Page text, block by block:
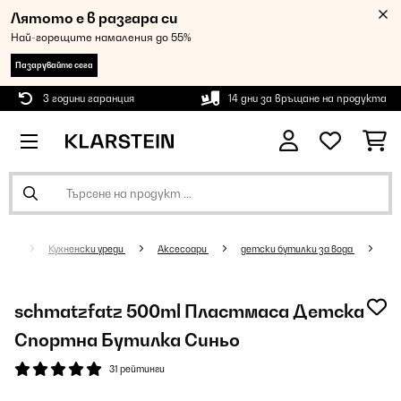
Лятото е в разгара си
Най-горещите намаления до 55%
Пазарувайте сега
3 години гаранция 14 дни за връщане на продукта
Кухненски уреди Аксесоари детски бутилки за вода
schmatzfatz 500ml Пластмаса Детска
Спортна Бутилка Синьо
31 рейтинги